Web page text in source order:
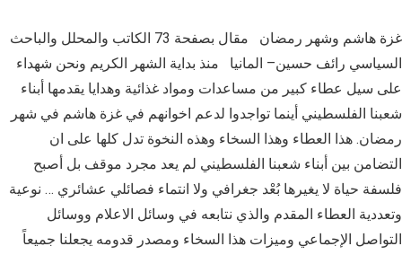
غزة هاشم وشهر رمضان مقال بصفحة 73 الكاتب والمحلل والباحث
السياسي رائف حسين– المانيا منذ بداية الشهر الكريم ونحن شهداء
على سيل عطاء كبير من مساعدات ومواد غذائية وهدايا يقدمها أبناء
شعبنا الفلسطيني أينما تواجدوا لدعم اخوانهم في غزة هاشم في شهر
رمضان. هذا العطاء وهذا السخاء وهذه النخوة تدل كلها على ان
التضامن بين أبناء شعبنا الفلسطيني لم يعد مجرد موقف بل أصبح
فلسفة حياة لا يغيرها بُعْد جغرافي ولا انتماء فصائلي عشائري … نوعية
وتعددية العطاء المقدم والذي نتابعه في وسائل الاعلام ووسائل
التواصل الإجماعي وميزات هذا السخاء ومصدر قدومه يجعلنا جميعاً